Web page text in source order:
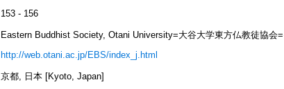
153 - 156
Eastern Buddhist Society, Otani University=大谷大学東方仏教徒協会
http://web.otani.ac.jp/EBS/index_j.html
京都, 日本 [Kyoto, Japan]